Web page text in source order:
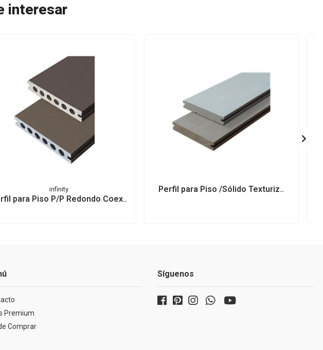
interesar
infinity
para Piso P/P Redondo Coex..
Perfil para Piso /Sólido Texturiz..
Premium
Comprar
Síguenos